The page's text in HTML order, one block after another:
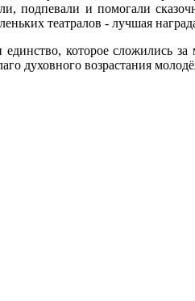
подпевали и помогали
театралов - лучшая
единство, которое сложились
духовного возрастания